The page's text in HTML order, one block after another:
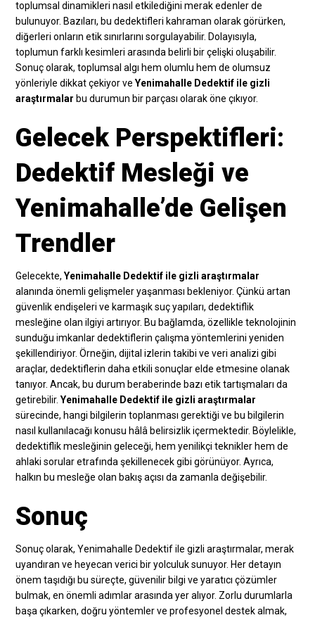
toplumsal dinamikleri nasıl etkilediğini merak edenler de
bulunuyor. Bazıları, bu dedektifleri kahraman olarak görürken,
diğerleri onların etik sınırlarını sorgulayabilir. Dolayısıyla,
toplumun farklı kesimleri arasında belirli bir çelişki oluşabilir.
Sonuç olarak, toplumsal algı hem olumlu hem de olumsuz
yönleriyle dikkat çekiyor veYenimahalle Dedektif ile gizli
araştırmalar bu durumun bir parçası olarak öne çıkıyor.
Gelecek Perspektifleri:
Dedektif Mesleği ve
Yenimahalle’de Gelişen
Trendler
Gelecekte,Yenimahalle Dedektif ile gizli araştırmalar
alanında önemli gelişmeler yaşanması bekleniyor. Çünkü artan
güvenlik endişeleri ve karmaşık suç yapıları, dedektiflik
mesleğine olan ilgiyi artırıyor. Bu bağlamda, özellikle teknolojinin
sunduğu imkanlar dedektiflerin çalışma yöntemlerini yeniden
şekillendiriyor. Örneğin, dijital izlerin takibi ve veri analizi gibi
araçlar, dedektiflerin daha etkili sonuçlar elde etmesine olanak
tanıyor. Ancak, bu durum beraberinde bazı etik tartışmaları da
getirebilir.Yenimahalle Dedektif ile gizli araştırmalar
sürecinde, hangi bilgilerin toplanması gerektiği ve bu bilgilerin
nasıl kullanılacağı konusu hâlâ belirsizlik içermektedir. Böylelikle,
dedektiflik mesleğinin geleceği, hem yenilikçi teknikler hem de
ahlaki sorular etrafında şekillenecek gibi görünüyor. Ayrıca,
halkın bu mesleğe olan bakış açısı da zamanla değişebilir.
Sonuç
Sonuç olarak, Yenimahalle Dedektif ile gizli araştırmalar, merak
uyandıran ve heyecan verici bir yolculuk sunuyor. Her detayın
önem taşıdığı bu süreçte, güvenilir bilgi ve yaratıcı çözümler
bulmak, en önemli adımlar arasında yer alıyor. Zorlu durumlarla
başa çıkarken, doğru yöntemler ve profesyonel destek almak,